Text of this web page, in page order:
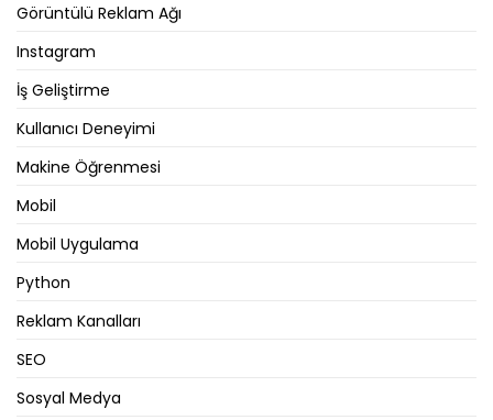
Görüntülü Reklam Ağı
Instagram
İş Geliştirme
Kullanıcı Deneyimi
Makine Öğrenmesi
Mobil
Mobil Uygulama
Python
Reklam Kanalları
SEO
Sosyal Medya